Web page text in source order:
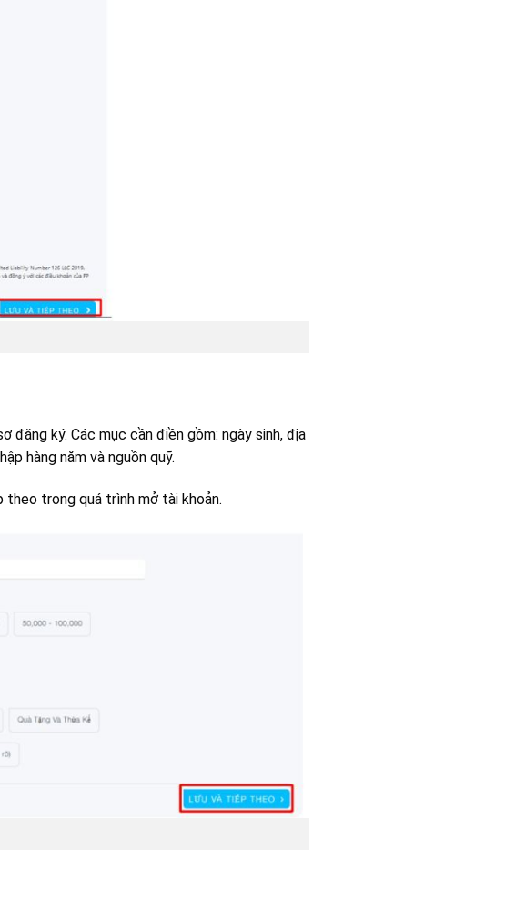
ký. Các mục cần điền gồm: ngày sinh, địa
hàng năm và nguồn quỹ.
theo trong quá trình mở tài khoản.